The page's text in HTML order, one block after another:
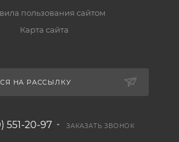
пользования сайтом
Карта сайта
НА РАССЫЛКУ
551-20-97 ЗАКАЗАТЬ ЗВОНОК